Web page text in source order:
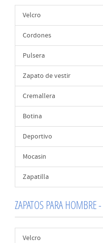
Velcro
Cordones
Pulsera
Zapato de vestir
Cremallera
Botina
Deportivo
Mocasin
Zapatilla
ZAPATOS PARA HOMBRE
Velcro